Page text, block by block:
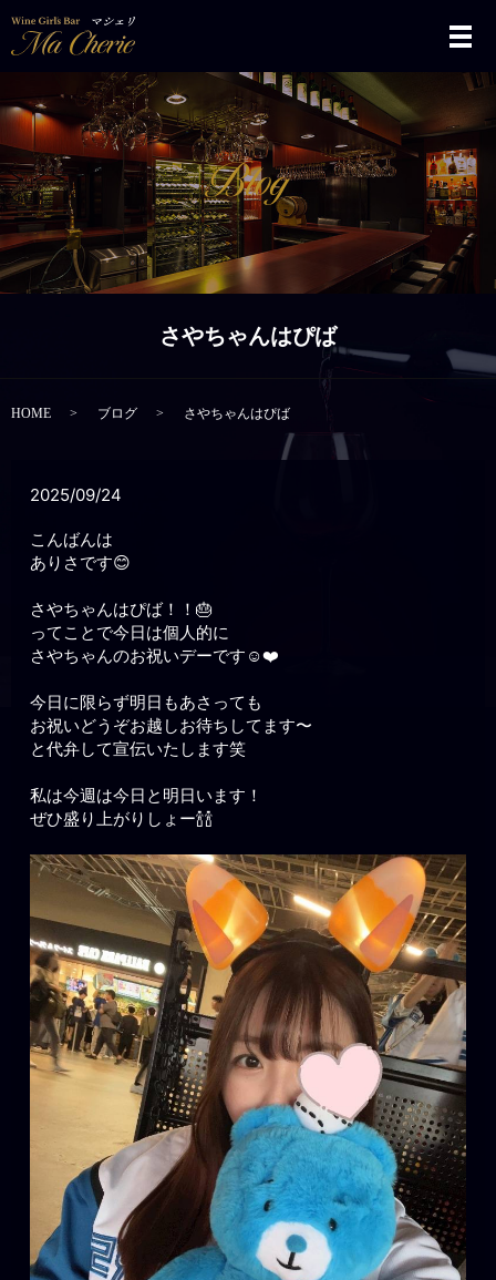
メ
さやちゃんはぴば
HOME ブログ さやちゃんはぴば
2025/09/24
こんばんは
ありさです😊
さやちゃんはぴば！！🎂
ってことで今日は個人的に
さやちゃんのお祝いデーです☺️❤️
今日に限らず明日もあさっても
お祝いどうぞお越しお待ちしてます〜
と代弁して宣伝いたします笑
私は今週は今日と明日います！
ぜひ盛り上がりしょー🍾🍾